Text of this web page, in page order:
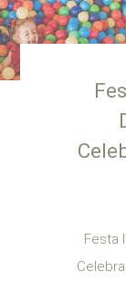
Festa